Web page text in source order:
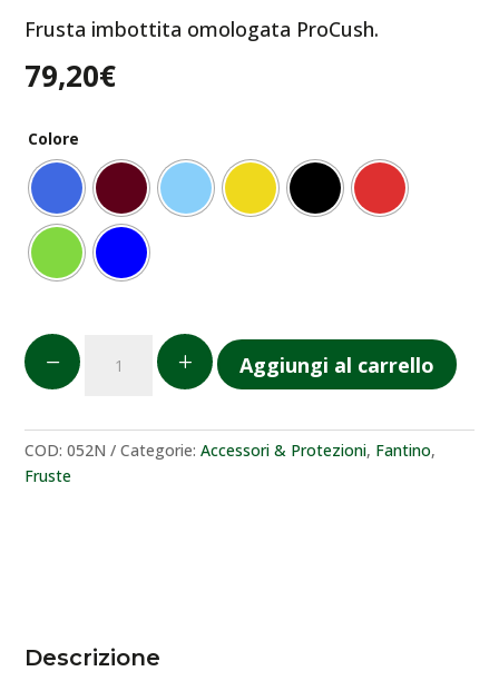
Frusta imbottita omologata ProCush.
79,20€
Colore
K
ProCush
L Aggiungi al carrello
COD:052N Categorie:Accessori & Protezioni, Fantino,
Fruste
Descrizione